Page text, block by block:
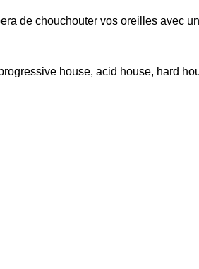
de chouchouter vos oreilles avec
house, acid house, hard